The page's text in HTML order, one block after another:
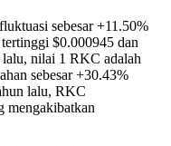
sebesar+11.50%
$0.000945 dan
lalu, nilai 1 RKC adalah
sebesar+30.43%
lalu, RKC
mengakibatkan